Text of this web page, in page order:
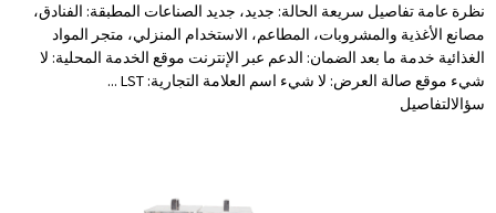
نظرة عامة تفاصيل سريعة الحالة: جديد، جديد الصناعات المطبقة: الفنادق،
مصانع الأغذية والمشروبات، المطاعم، الاستخدام المنزلي، متجر المواد
الغذائية خدمة ما بعد الضمان: الدعم عبر الإنترنت موقع الخدمة المحلية: لا
شيء موقع صالة العرض: لا شيء اسم العلامة التجارية: LST ...
سؤالالتفاصيل